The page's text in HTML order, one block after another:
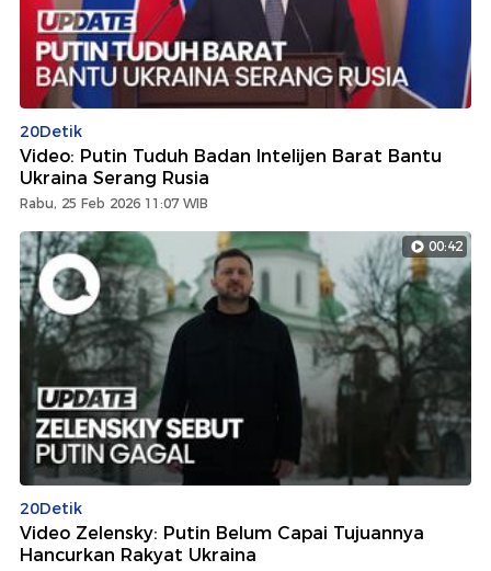
20Detik
Video: Putin Tuduh Badan Intelijen Barat Bantu
Ukraina Serang Rusia
Rabu, 25 Feb 2026 11:07 WIB
00:42
20Detik
Video Zelensky: Putin Belum Capai Tujuannya
Hancurkan Rakyat Ukraina